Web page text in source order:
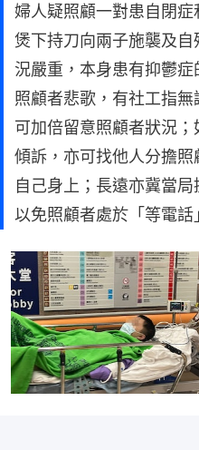
婦人疑照顧一對患自閉
煲下持刀向兩子施襲及
況嚴重，本身患有抑鬱
照顧者悲歌，有社工指
可加倍留意照顧者狀況
傾訴，亦可找他人分擔
自己身上；長遠亦冀當
以免照顧者處於「等電話